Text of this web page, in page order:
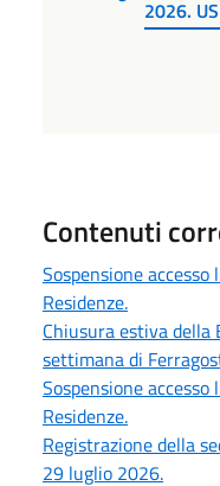
2026.
Contenuti
Sospensione
Residenze.
Chiusura estiva
settimana di
Sospensione
Residenze.
Registrazione della
29 luglio 2026.